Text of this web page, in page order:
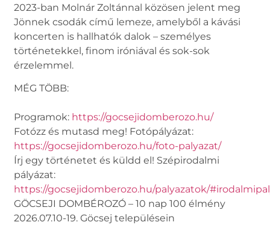
2023-ban Molnár Zoltánnal közösen jelent meg
Jönnek csodák című lemeze, amelyből a kávási
koncerten is hallhatók dalok – személyes
történetekkel, finom iróniával és sok-sok
érzelemmel.
MÉG TÖBB:
Programok: https://gocsejidomberozo.hu/
Fotózz és mutasd meg! Fotópályázat:
https://gocsejidomberozo.hu/foto-palyazat/
Írj egy történetet és küldd el! Szépirodalmi
pályázat:
https://gocsejidomberozo.hu/palyazatok/
GÖCSEJI DOMBÉROZÓ – 10 nap 100 élmény
2026.07.10-19. Göcsej településein